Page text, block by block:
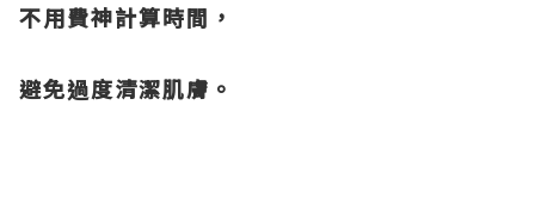
不用費神計算時間，
避免過度清潔肌膚。